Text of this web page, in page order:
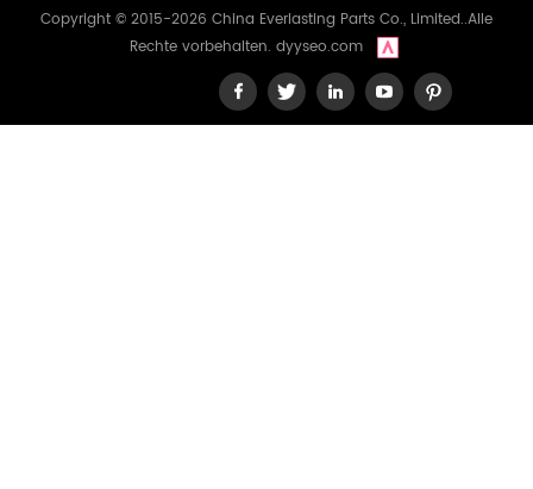
Copyright © 2015-2026 China Everlasting Parts Co., Limited..Alle
Rechte vorbehalten. dyyseo.com